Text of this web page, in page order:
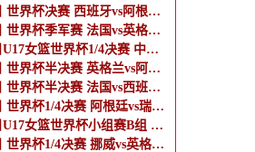
2026年07月20日 世界杯决赛 西班牙vs阿根廷 全场录像
2026年07月19日 世界杯季军赛 法国vs英格兰 全场录像
2026年07月18日U17女篮世界杯1/4决赛 中国U17女篮 - 加拿大U17女篮 录像
2026年07月16日 世界杯半决赛 英格兰vs阿根廷 全场录像
2026年07月15日 世界杯半决赛 法国vs西班牙 全场录像
2026年07月12日 世界杯1/4决赛 阿根廷vs瑞士 全场录像
2026年07月12日U17女篮世界杯小组赛B组 墨西哥U17女篮 - 中国U17女篮 全场录像
2026年07月12日 世界杯1/4决赛 挪威vs英格兰 全场录像